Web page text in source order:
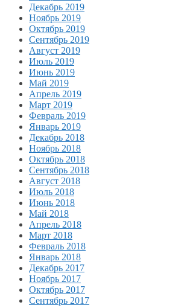
Декабрь 2019
Ноябрь 2019
Октябрь 2019
Сентябрь 2019
Август 2019
Июль 2019
Июнь 2019
Май 2019
Апрель 2019
Март 2019
Февраль 2019
Январь 2019
Декабрь 2018
Ноябрь 2018
Октябрь 2018
Сентябрь 2018
Август 2018
Июль 2018
Июнь 2018
Май 2018
Апрель 2018
Март 2018
Февраль 2018
Январь 2018
Декабрь 2017
Ноябрь 2017
Октябрь 2017
Сентябрь 2017